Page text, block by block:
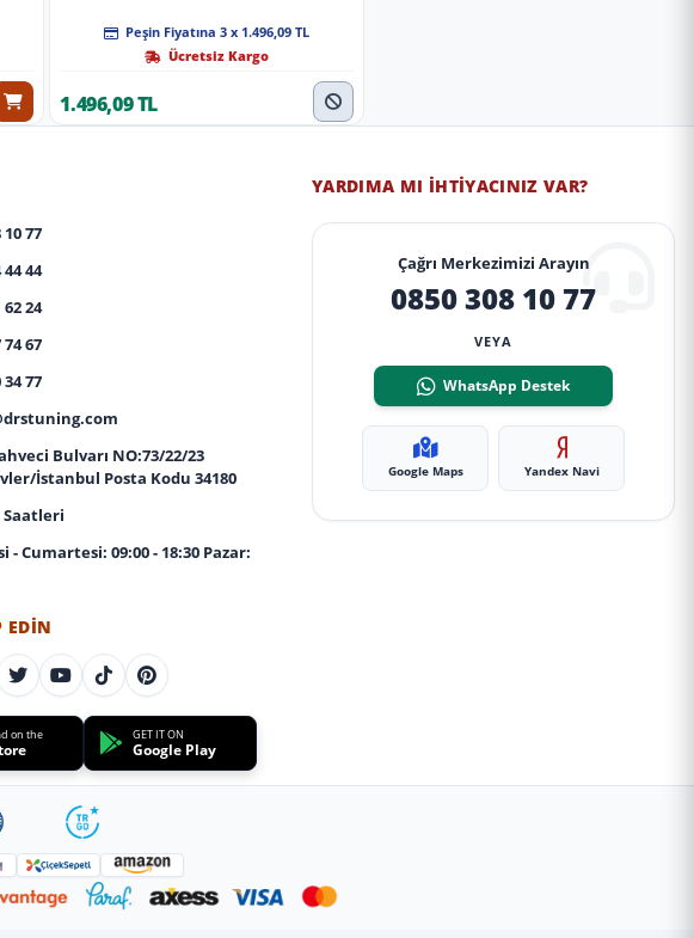
Peşin Fiyatına 3 x 1.496,09 TL
Ücretsiz Kargo
1.496,09 TL
10 77
44 44
62 24
74 67
34 77
Bulvarı NO:73/22/23
İstanbul Posta Kodu 34180
Saatleri
- Cumartesi: 09:00 - 18:30 Pazar:
EDIN
on the GET IT ON
Google Play
YARDIMA MI İHTIYACINIZ VAR?
Çağrı Merkezimizi Arayın
0850 308 10 77
VEYA
WhatsApp Destek
Google Maps Yandex Navi